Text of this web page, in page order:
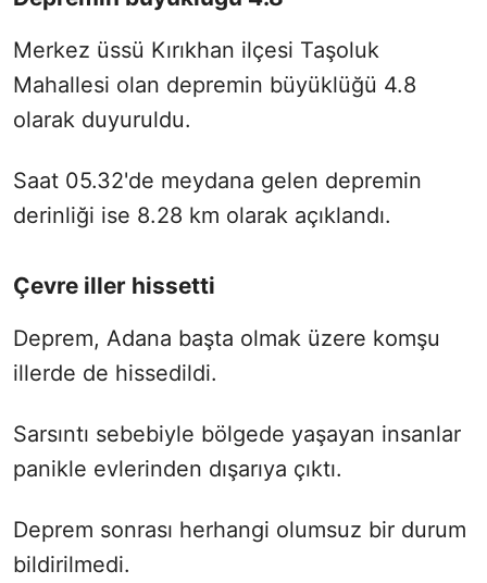
Merkez üssü Kırıkhan ilçesi Taşoluk
Mahallesi olan depremin büyüklüğü 4.8
olarak duyuruldu.
Saat 05.32'de meydana gelen depremin
derinliği ise 8.28 km olarak açıklandı.
Çevre iller hissetti
Deprem, Adana başta olmak üzere komşu
illerde de hissedildi.
Sarsıntı sebebiyle bölgede yaşayan insanlar
panikle evlerinden dışarıya çıktı.
Deprem sonrası herhangi olumsuz bir durum
bildirilmedi.